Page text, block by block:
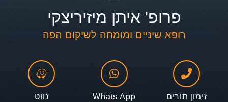
פרופ' איתן מיזיריצקי
רופא שיניים ומומחה לשיקום הפה
זימון תורים Whats App נווט